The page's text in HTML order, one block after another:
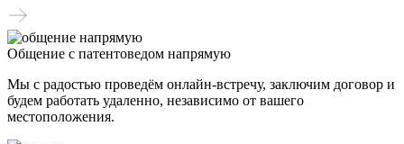
Общение с патентоведом напрямую
Мы с радостью проведём онлайн-встречу, заключим договор и
будем работать удаленно, независимо от вашего
местоположения.